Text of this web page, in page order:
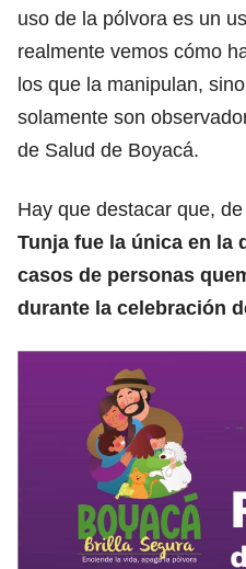
uso de la pólvora es un
realmente vemos cómo
los que la manipulan,
solamente son
de Salud de Boyacá.
Hay que destacar que,
Tunja fue la única en la
casos de personas
durante la celebración